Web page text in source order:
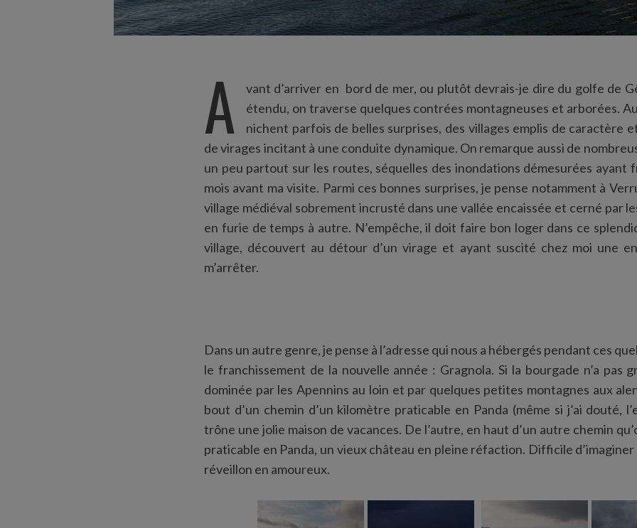
A
vant d’arriver en bord de mer, ou plutôt devrais-je dire du golfe de
étendu, on traverse quelques contrées montagneuses et arborées.
nichent parfois de belles surprises, des villages emplis de caractère
de virages incitant à une conduite dynamique. On remarque aussi de
un peu partout sur les routes, séquelles des inondations démesurées ayant
mois avant ma visite. Parmi ces bonnes surprises, je pense notamment à
village médiéval sobrement incrusté dans une vallée encaissée et cerné par
en furie de temps à autre. N’empêche, il doit faire bon loger dans ce
village, découvert au détour d’un virage et ayant suscité chez moi une
m’arrêter.
Dans un autre genre, je pense à l’adresse qui nous a hébergés pendant ces
le franchissement de la nouvelle année : Gragnola. Si la bourgade n’a pas
dominée par les Apennins au loin et par quelques petites montagnes aux
bout d’un chemin d’un kilomètre praticable en Panda (même si j’ai douté,
trône une jolie maison de vacances. De l’autre, en haut d’un autre chemin
praticable en Panda, un vieux château en pleine réfaction. Difficile
réveillon en amoureux.